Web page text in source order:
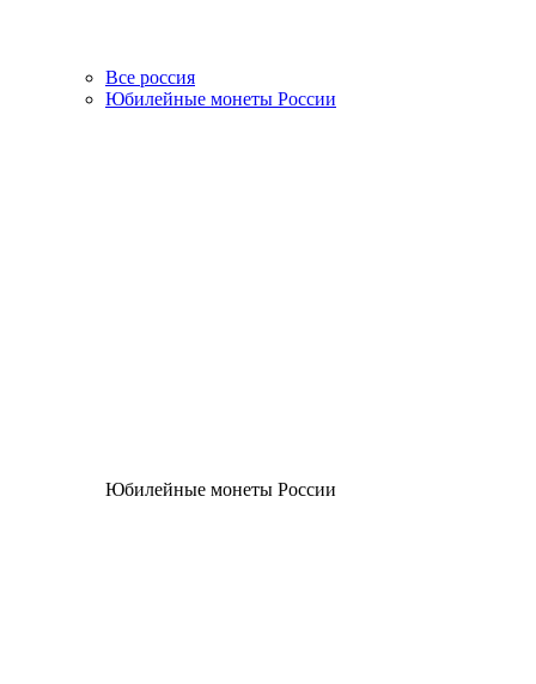
Все россия
Юбилейные монеты России
Юбилейные монеты России